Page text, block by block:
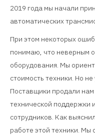
2019 года мы начали
автоматических
При этом некоторых
понимаю, что неверным
оборудования. Мы
стоимость техники. Но
Поставщики продали
технической поддержки
сотрудников. Как
работе этой техники. Мы